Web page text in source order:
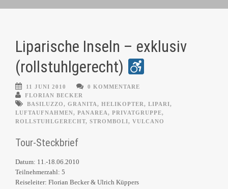
Liparische Inseln – exklusiv
(rollstuhlgerecht)
11 JUNI 2010
0 KOMMENTARE
FLORIAN BECKER
BASILUZZO, GRANITA, HELIKOPTER, LIPARI,
LUFTAUFNAHMEN, PANAREA, PRIVATGRUPPE,
ROLLSTUHLGERECHT, STROMBOLI, VULCANO
Tour-Steckbrief
Datum: 11.-18.06.2010
Teilnehmerzahl: 5
Reiseleiter: Florian Becker & Ulrich Küppers